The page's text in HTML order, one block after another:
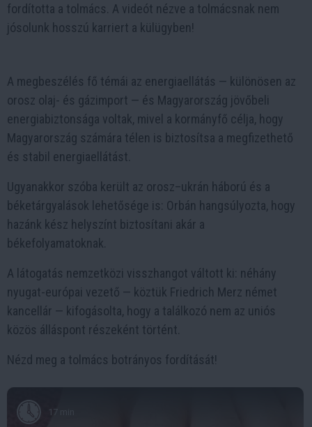
fordította a tolmács. A videót nézve a tolmácsnak nem
jósolunk hosszú karriert a külügyben!
A megbeszélés fő témái az energiaellátás — különösen az
orosz olaj- és gázimport — és Magyarország jövőbeli
energiabiztonsága voltak, mivel a kormányfő célja, hogy
Magyarország számára télen is biztosítsa a megfizethető
és stabil energiaellátást.
Ugyanakkor szóba került az orosz–ukrán háború és a
béketárgyalások lehetősége is: Orbán hangsúlyozta, hogy
hazánk kész helyszínt biztosítani akár a
békefolyamatoknak.
A látogatás nemzetközi visszhangot váltott ki: néhány
nyugat-európai vezető — köztük Friedrich Merz német
kancellár — kifogásolta, hogy a találkozó nem az uniós
közös álláspont részeként történt.
Nézd meg a tolmács botrányos fordítását!
17 min